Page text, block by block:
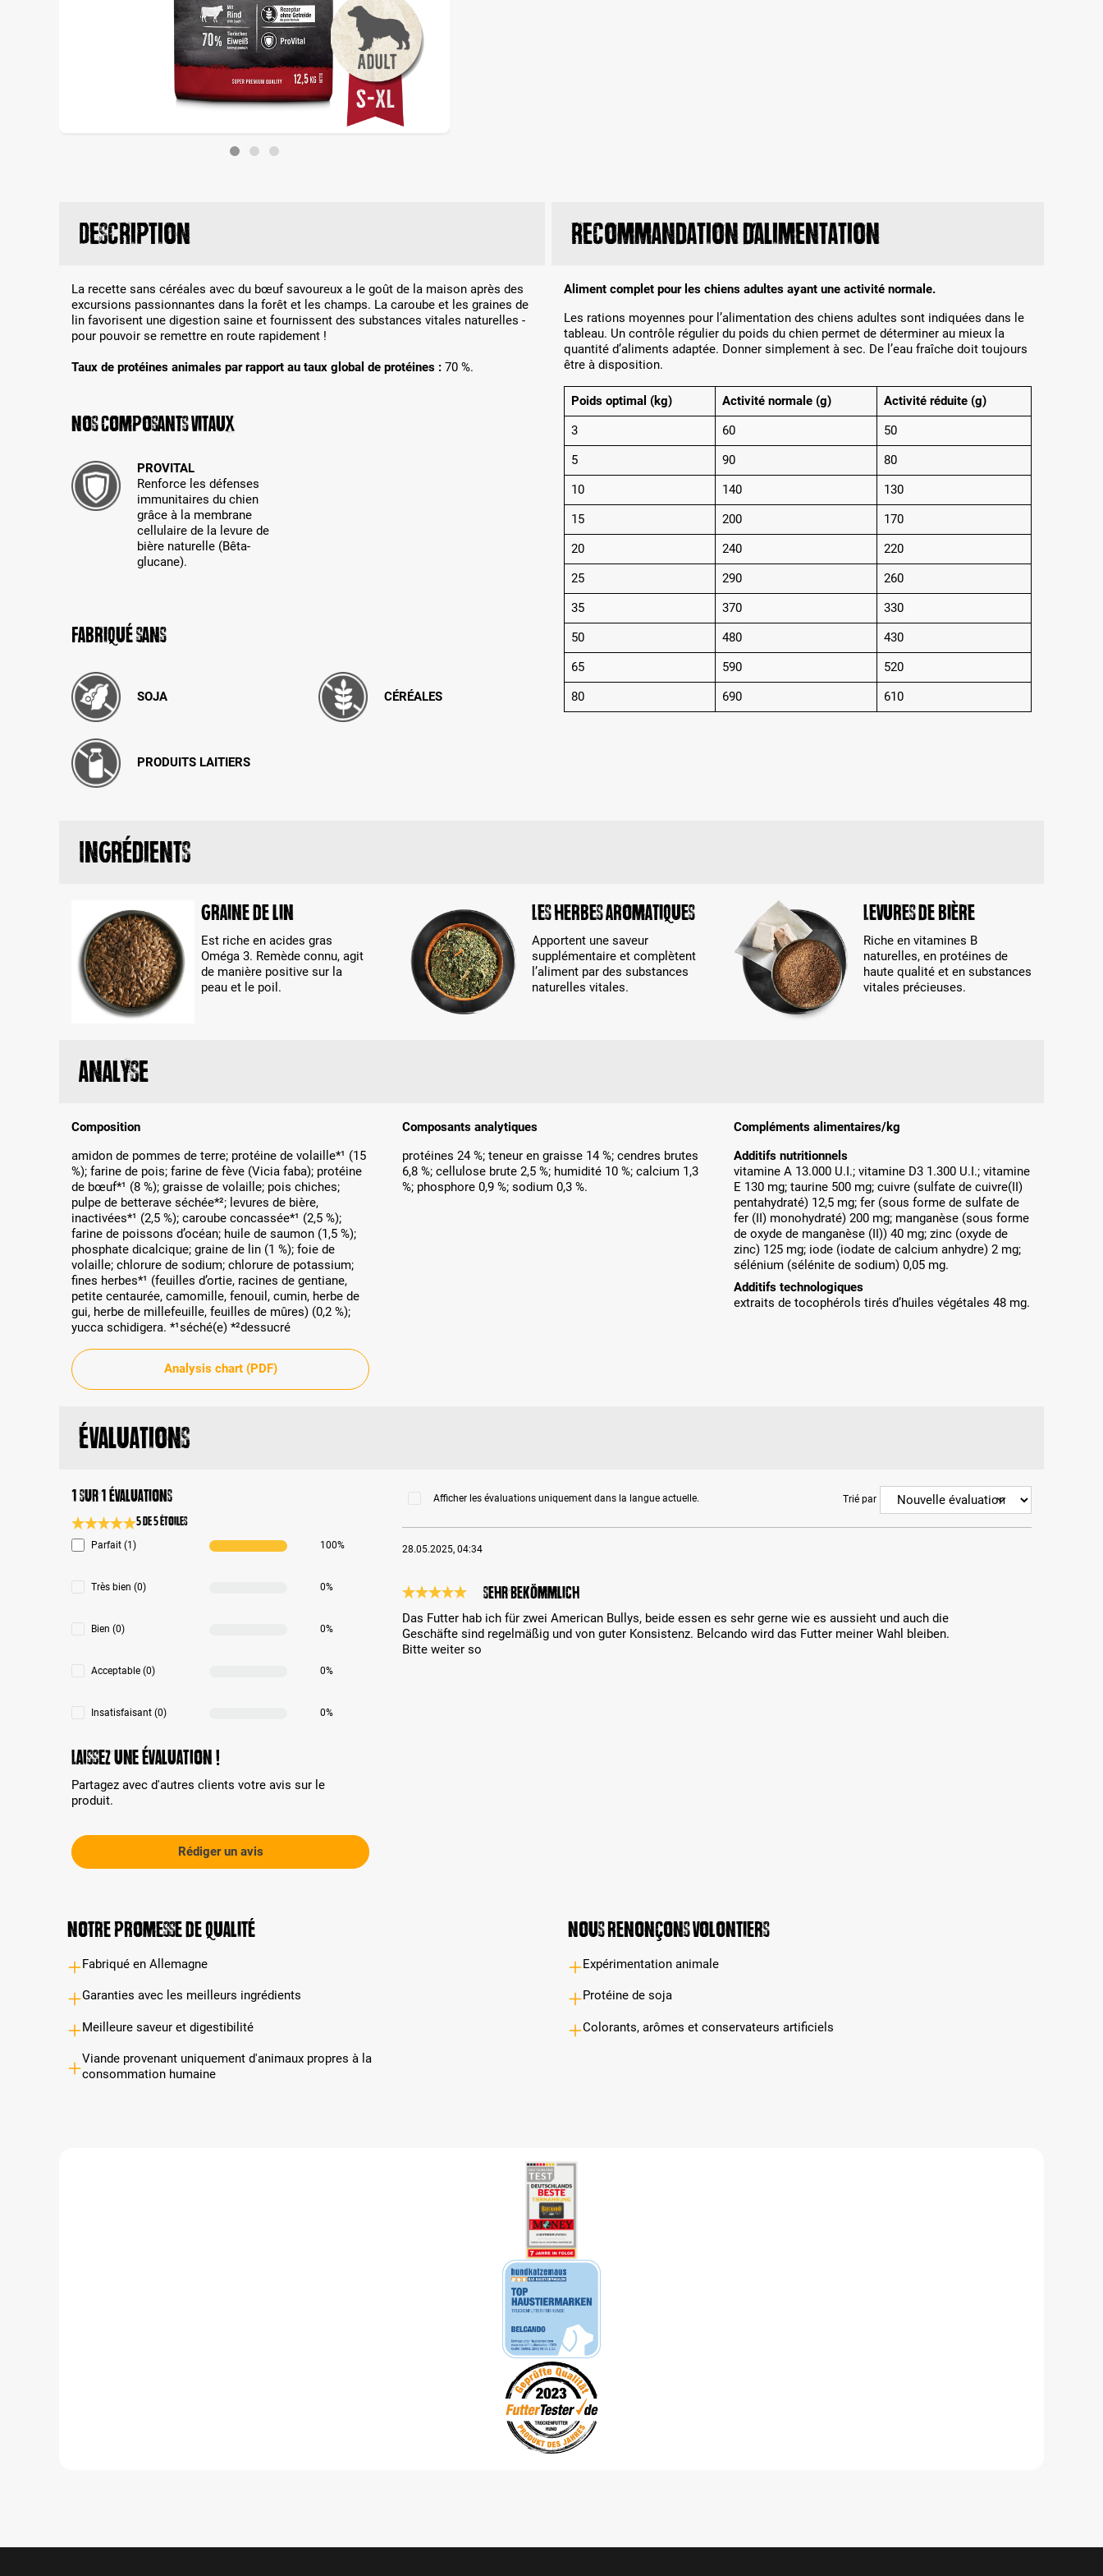
Description
La recette sans céréales avec du bœuf savoureux a le goût de la maison après des
excursions passionnantes dans la forêt et les champs. La caroube et les graines de
lin favorisent une digestion saine et fournissent des substances vitales naturelles -
pour pouvoir se remettre en route rapidement !
Taux de protéines animales par rapport au taux global de protéines : 70 %.
Nos composants vitaux
PROVITAL
Renforce les défenses
immunitaires du chien
grâce à la membrane
cellulaire de la levure de
bière naturelle (Bêta-
glucane).
Fabriqué sans
SOJA CÉRÉALES
PRODUITS LAITIERS
Ingrédients
Graine de lin
Est riche en acides gras
Oméga 3. Remède connu, agit
de manière positive sur la
peau et le poil.
Les herbes aromatiques
Apportent une saveur
supplémentaire et complètent
l’aliment par des substances
naturelles vitales.
Levures de bière
Riche en vitamines B
naturelles, en protéines de
haute qualité et en substances
vitales précieuses.
Recommandation d’alimentation
Aliment complet pour les chiens adultes ayant une activité normale.
Les rations moyennes pour l’alimentation des chiens adultes sont indiquées dans le
tableau. Un contrôle régulier du poids du chien permet de déterminer au mieux la
quantité d’aliments adaptée. Donner simplement à sec. De l’eau fraîche doit toujours
être à disposition.
Poids optimal (kg) Activité normale (g)
Activité réduite (g)
3
60
50
5
90
80
10
140
130
15
200
170
20
240
220
25
290
260
35
370
330
50
480
430
65
590
520
80
690 610
Analyse
Composition
amidon de pommes de terre; protéine de volaille*¹ (15
%); farine de pois; farine de fève (Vicia faba); protéine
de bœuf*¹ (8 %); graisse de volaille; pois chiches;
pulpe de betterave séchée*²; levures de bière,
inactivées*¹ (2,5 %); caroube concassée*¹ (2,5 %);
farine de poissons d’océan; huile de saumon (1,5 %);
phosphate dicalcique; graine de lin (1 %); foie de
volaille; chlorure de sodium; chlorure de potassium;
fines herbes*¹ (feuilles d’ortie, racines de gentiane,
petite centaurée, camomille, fenouil, cumin, herbe de
gui, herbe de millefeuille, feuilles de mûres) (0,2 %);
yucca schidigera. *¹séché(e) *²dessucré
Composants analytiques
protéines 24 %; teneur en graisse 14 %; cendres brutes
6,8 %; cellulose brute 2,5 %; humidité 10 %; calcium 1,3
%; phosphore 0,9 %; sodium 0,3 %.
Compléments alimentaires/kg
Additifs nutritionnels
vitamine A 13.000 U.I.; vitamine D3 1.300 U.I.; vitamine
E 130 mg; taurine 500 mg; cuivre (sulfate de cuivre(II)
pentahydraté) 12,5 mg; fer (sous forme de sulfate de
fer (II) monohydraté) 200 mg; manganèse (sous forme
de oxyde de manganèse (II)) 40 mg; zinc (oxyde de
zinc) 125 mg; iode (iodate de calcium anhydre) 2 mg;
sélénium (sélénite de sodium) 0,05 mg.
Additifs technologiques
extraits de tocophérols tirés d’huiles végétales 48 mg.
Analysis chart (PDF)
Évaluations
1 sur 1 évaluations
Note moyenne de 5 sur 5 étoiles
5 de 5 Étoiles
Parfait (1) 100%
Très bien (0) 0%
Bien (0) 0%
Acceptable (0) 0%
Insatisfaisant (0) 0%
Laissez une évaluation !
Partagez avec d'autres clients votre avis sur le
produit.
Rédiger un avis
Afficher les évaluations uniquement dans la langue actuelle. Trié par
28.05.2025, 04:34
Sehr bekömmlich
Das Futter hab ich für zwei American Bullys, beide essen es sehr gerne wie es aussieht und auch die
Geschäfte sind regelmäßig und von guter Konsistenz. Belcando wird das Futter meiner Wahl bleiben.
Bitte weiter so
Notre promesse de qualité
Fabriqué en Allemagne
Garanties avec les meilleurs ingrédients
Meilleure saveur et digestibilité
Viande provenant uniquement d'animaux propres à la
consommation humaine
Nous renonçons volontiers
Expérimentation animale
Protéine de soja
Colorants, arômes et conservateurs artificiels